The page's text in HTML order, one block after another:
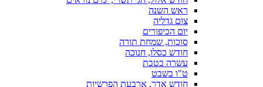
ראש השנה
צום גדליה
יום הכיפורים
סוכות, שמחת תורה
חודש כסלו, חנוכה
עשרה בטבת
ט"ו בשבט
חודש אדר, ארבעת הפרשיות